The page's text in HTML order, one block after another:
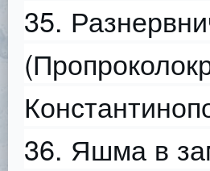
35.
36. Яшма в